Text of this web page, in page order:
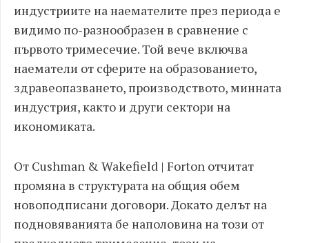
индустриите на наемателите през периода е
видимо по-разнообразен в сравнение с
първото тримесечие. Той вече включва
наематели от сферите на образованието,
здравеопазването, производството, минната
индустрия, както и други сектори на
икономиката.
От Cushman & Wakefield | Forton отчитат
промяна в структурата на общия обем
новоподписани договори. Докато делът на
подновяванията бе наполовина на този от